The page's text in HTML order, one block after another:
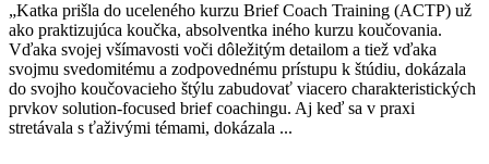
„Katka prišla do uceleného kurzu Brief Coach Training (ACTP) už
ako praktizujúca koučka, absolventka iného kurzu koučovania.
Vďaka svojej všímavosti voči dôležitým detailom a tiež vďaka
svojmu svedomitému a zodpovednému prístupu k štúdiu, dokázala
do svojho koučovacieho štýlu zabudovať viacero charakteristických
prvkov solution-focused brief coachingu. Aj keď sa v praxi
stretávala s ťaživými témami, dokázala ...